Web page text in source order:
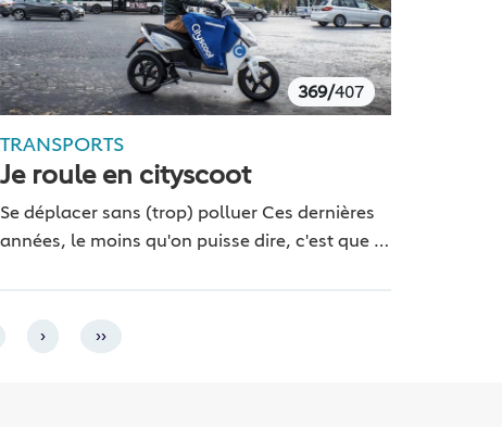
369/407
TRANSPORTS
Je roule en cityscoot
Se déplacer sans (trop) polluer Ces dernières
années, le moins qu'on puisse dire, c'est que le
› ››